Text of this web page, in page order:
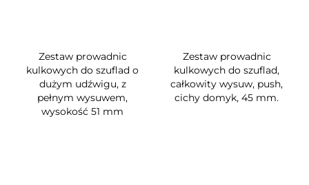
Zestaw prowadnic
kulkowych do szuflad o
dużym udźwigu, z
pełnym wysuwem,
wysokość 51 mm
Zestaw prowadnic
kulkowych do szuflad,
całkowity wysuw, push,
cichy domyk, 45 mm.